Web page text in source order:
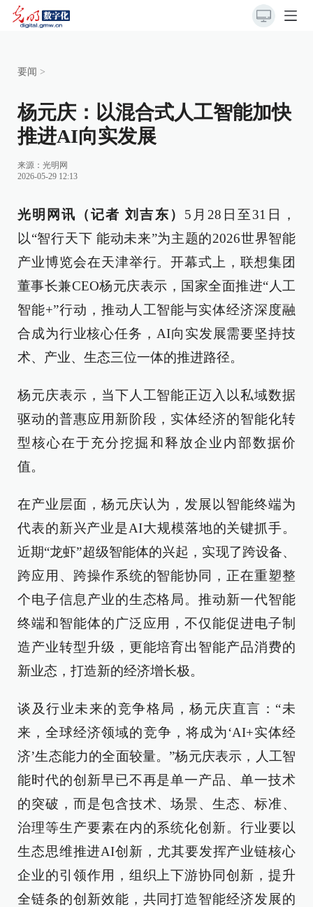
要闻 >
杨元庆：以混合式人工智能加快
推进AI向实发展
来源： 光明网
2026-05-29 12:13
光明网讯（记者 刘吉东） 5月28日至31日，
以“智行天下 能动未来”为主题的2026世界智能
产业博览会在天津举行。开幕式上，联想集团
董事长兼CEO杨元庆表示，国家全面推进“人工
智能+”行动，推动人工智能与实体经济深度融
合成为行业核心任务，AI向实发展需要坚持技
术、产业、生态三位一体的推进路径。
杨元庆表示，当下人工智能正迈入以私域数据
驱动的普惠应用新阶段，实体经济的智能化转
型核心在于充分挖掘和释放企业内部数据价
值。
在产业层面，杨元庆认为，发展以智能终端为
代表的新兴产业是AI大规模落地的关键抓手。
近期“龙虾”超级智能体的兴起，实现了跨设备、
跨应用、跨操作系统的智能协同，正在重塑整
个电子信息产业的生态格局。推动新一代智能
终端和智能体的广泛应用，不仅能促进电子制
造产业转型升级，更能培育出智能产品消费的
新业态，打造新的经济增长极。
谈及行业未来的竞争格局，杨元庆直言：“未
来，全球经济领域的竞争，将成为‘AI+实体经
济’生态能力的全面较量。”杨元庆表示，人工智
能时代的创新早已不再是单一产品、单一技术
的突破，而是包含技术、场景、生态、标准、
治理等生产要素在内的系统化创新。行业要以
生态思维推进AI创新，尤其要发挥产业链核心
企业的引领作用，组织上下游协同创新，提升
全链条的创新效能，共同打造智能经济发展的